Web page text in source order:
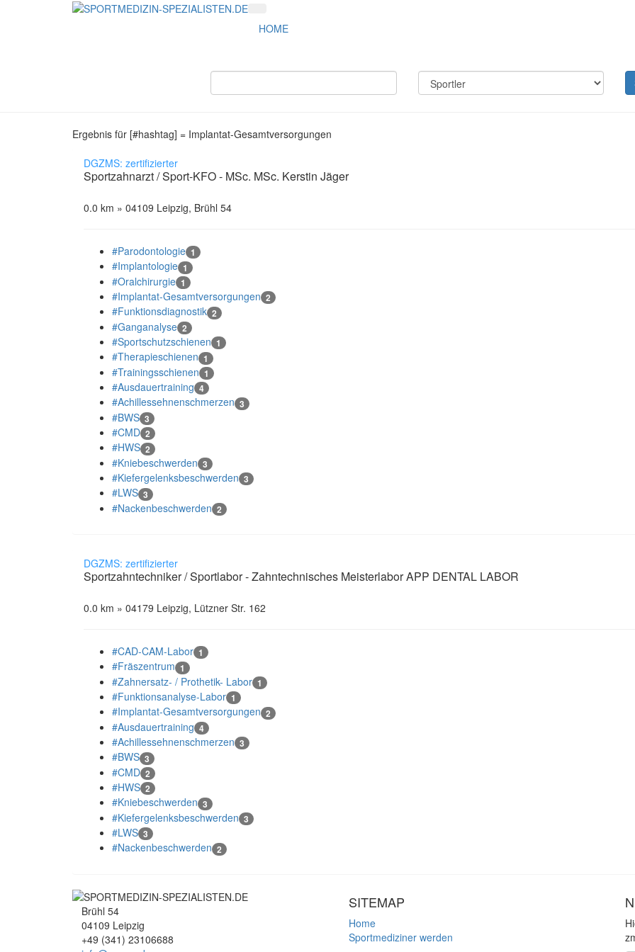
HOME
Ergebnis für [#hashtag] = Implantat-Gesamtversorgungen
DGZMS: zertifizierter
Sportzahnarzt / Sport-KFO - MSc. MSc. Kerstin Jäger
0.0 km » 04109 Leipzig, Brühl 54
#Parodontologie 1
#Implantologie 1
#Oralchirurgie 1
#Implantat-Gesamtversorgungen 2
#Funktionsdiagnostik 2
#Ganganalyse 2
#Sportschutzschienen 1
#Therapieschienen 1
#Trainingsschienen 1
#Ausdauertraining 4
#Achillessehnenschmerzen 3
#BWS 3
#CMD 2
#HWS 2
#Kniebeschwerden 3
#Kiefergelenksbeschwerden 3
#LWS 3
#Nackenbeschwerden 2
DGZMS: zertifizierter
Sportzahntechniker / Sportlabor - Zahntechnisches Meisterlabor APP DENTAL LABOR
0.0 km » 04179 Leipzig, Lützner Str. 162
#CAD-CAM-Labor 1
#Fräszentrum 1
#Zahnersatz- / Prothetik- Labor 1
#Funktionsanalyse-Labor 1
#Implantat-Gesamtversorgungen 2
#Ausdauertraining 4
#Achillessehnenschmerzen 3
#BWS 3
#CMD 2
#HWS 2
#Kniebeschwerden 3
#Kiefergelenksbeschwerden 3
#LWS 3
#Nackenbeschwerden 2
Brühl 54
04109 Leipzig
+49 (341) 23106688
SITEMAP
Home
Sportmediziner werden